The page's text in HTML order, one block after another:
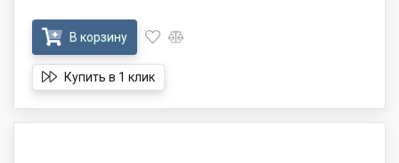
В корзину
Купить в 1 клик